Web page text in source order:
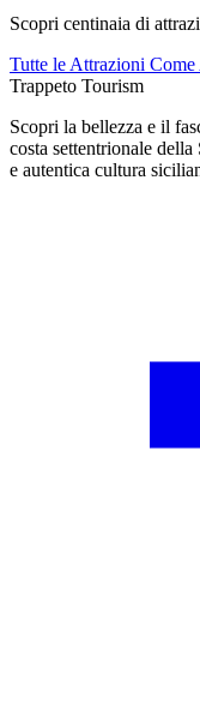
Scopri centinaia di
Tutte le Attrazioni
Trappeto Tourism
Scopri la bellezza e il
costa settentrionale
e autentica cultura